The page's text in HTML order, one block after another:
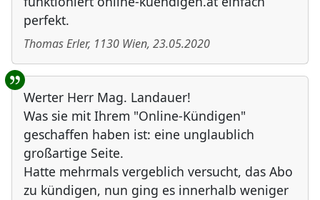
perfekt.
Thomas Erler, 1130 Wien, 23.05.2020
Werter Herr Mag. Landauer!
Was sie mit Ihrem "Online-Kündigen"
geschaffen haben ist: eine unglaublich
großartige Seite.
Hatte mehrmals vergeblich versucht, das Abo
zu kündigen, nun ging es innerhalb weniger